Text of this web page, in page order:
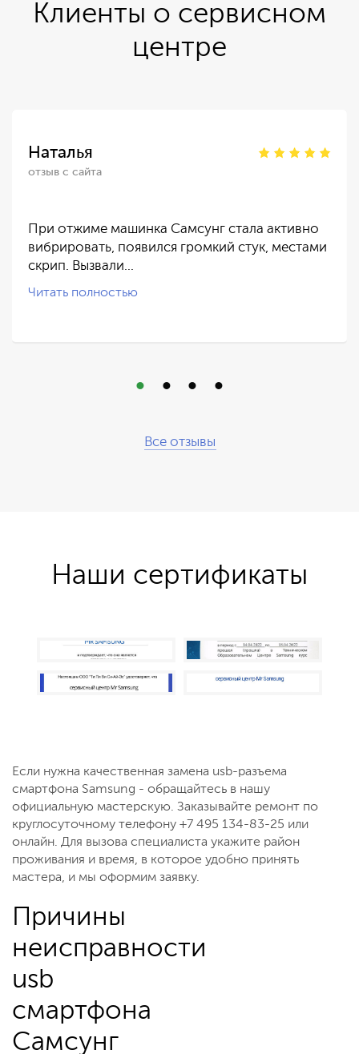
Клиенты о сервисном
центре
Наталья
отзыв с сайта
При отжиме машинка Самсунг стала активно
вибрировать, появился громкий стук, местами
скрип. Вызвали…
Читать полностью
Все отзывы
Наши сертификаты
Если нужна качественная замена usb-разъема
смартфона Samsung - обращайтесь в нашу
официальную мастерскую. Заказывайте ремонт по
круглосуточному телефону +7 495 134-83-25 или
онлайн. Для вызова специалиста укажите район
проживания и время, в которое удобно принять
мастера, и мы оформим заявку.
Причины
неисправности
usb
смартфона
Самсунг